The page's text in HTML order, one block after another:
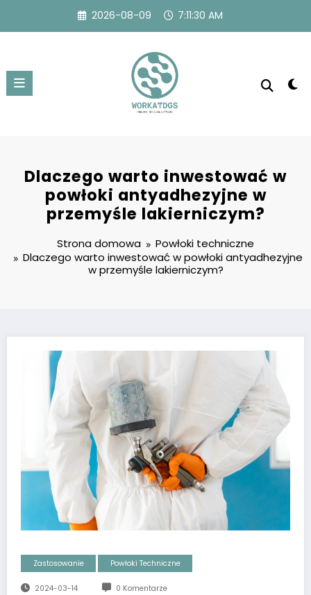
treści
2026-08-09 7:11:30 AM
Dlaczego warto inwestować w
powłoki antyadhezyjne w
przemyśle lakierniczym?
Strona domowa
Powłoki techniczne
Dlaczego warto inwestować w powłoki antyadhezyjne
w przemyśle lakierniczym?
Zastosowanie Powłoki Techniczne
2024-03-14 0 Komentarze